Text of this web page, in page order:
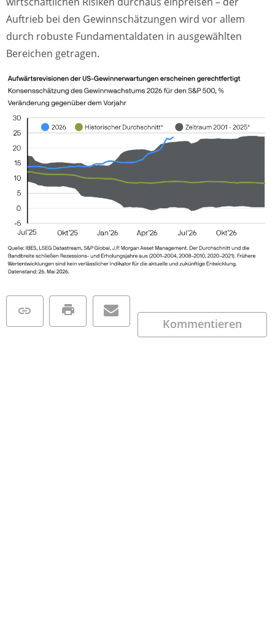
Auftrieb bei den Gewinnschätzungen wird vor allem
durch robuste Fundamentaldaten in ausgewählten
Bereichen getragen.
Kommentieren